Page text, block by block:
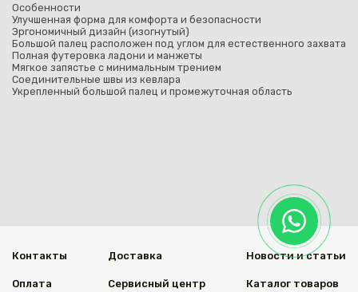
Особенности
Улучшенная форма для комфорта и безопасности
Эргономичный дизайн (изогнутый)
Большой палец расположен под углом для естественного захвата
Полная футеровка ладони и манжеты
Мягкое запястье с минимальным трением
Соединительные швы из кевлара
Укрепленный большой палец и промежуточная область
Контакты
Оплата
Доставка
Сервисный центр
Новости и статьи
Каталог товаров